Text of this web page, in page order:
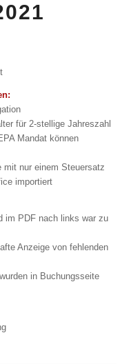
für 2-stellige Jahreszahl
Mandat können
nur einem Steuersatz
importiert
im PDF nach links war zu
Anzeige von fehlenden
in Buchungsseite